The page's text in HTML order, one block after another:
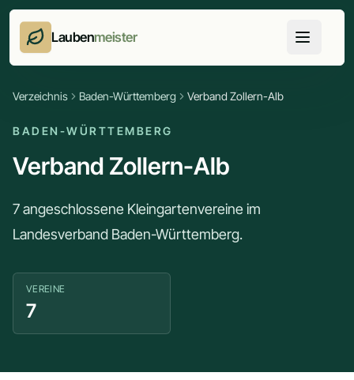
Laubenmeister
Verzeichnis Baden-Württemberg Verband Zollern-Alb
BADEN-WÜRTTEMBERG
Verband Zollern-Alb
7 angeschlossene Kleingartenvereine im
Landesverband Baden-Württemberg.
VEREINE
7